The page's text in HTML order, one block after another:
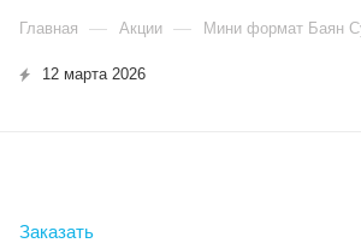
Главная — Акции — Мини формат Баян
12 марта 2026
Заказать